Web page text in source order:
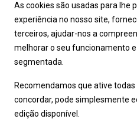
As cookies são usadas para lhe
experiência no nosso site,
terceiros, ajudar-nos a
melhorar o seu funcionamento
segmentada.
Recomendamos que ative
concordar, pode simplesmente
edição disponível.